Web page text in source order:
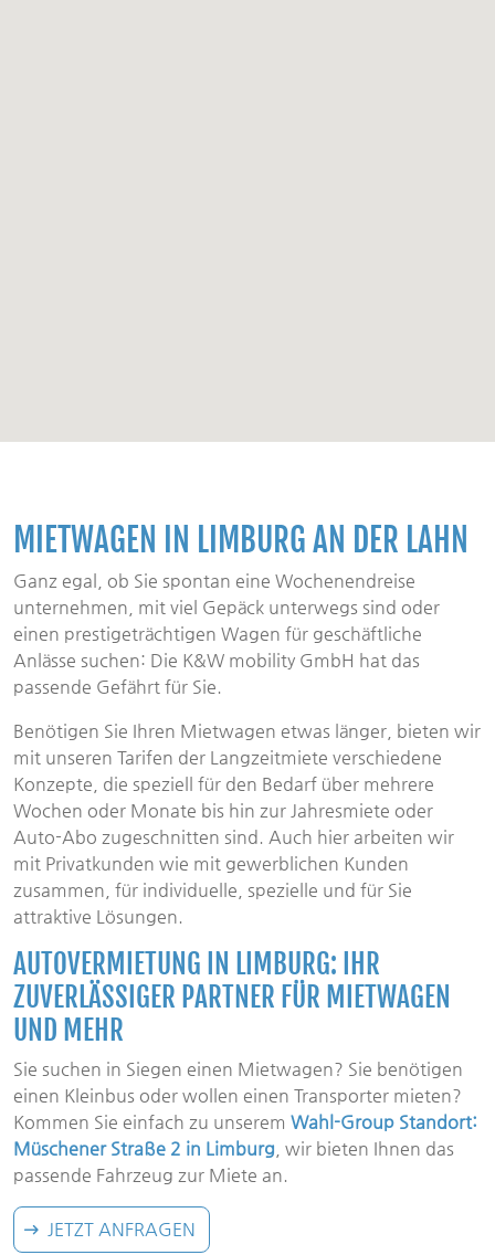
MIETWAGEN IN LIMBURG AN DER LAHN
Ganz egal, ob Sie spontan eine Wochenendreise
unternehmen, mit viel Gepäck unterwegs sind oder
einen prestigeträchtigen Wagen für geschäftliche
Anlässe suchen: Die K&W mobility GmbH hat das
passende Gefährt für Sie.
Benötigen Sie Ihren Mietwagen etwas länger, bieten wir
mit unseren Tarifen der Langzeitmiete verschiedene
Konzepte, die speziell für den Bedarf über mehrere
Wochen oder Monate bis hin zur Jahresmiete oder
Auto-Abo zugeschnitten sind. Auch hier arbeiten wir
mit Privatkunden wie mit gewerblichen Kunden
zusammen, für individuelle, spezielle und für Sie
attraktive Lösungen.
AUTOVERMIETUNG IN LIMBURG: IHR
ZUVERLÄSSIGER PARTNER FÜR MIETWAGEN
UND MEHR
Sie suchen in Siegen einen Mietwagen? Sie benötigen
einen Kleinbus oder wollen einen Transporter mieten?
Kommen Sie einfach zu unserem Wahl-Group Standort:
Müschener Straße 2 in Limburg , wir bieten Ihnen das
passende Fahrzeug zur Miete an.
JETZT ANFRAGEN